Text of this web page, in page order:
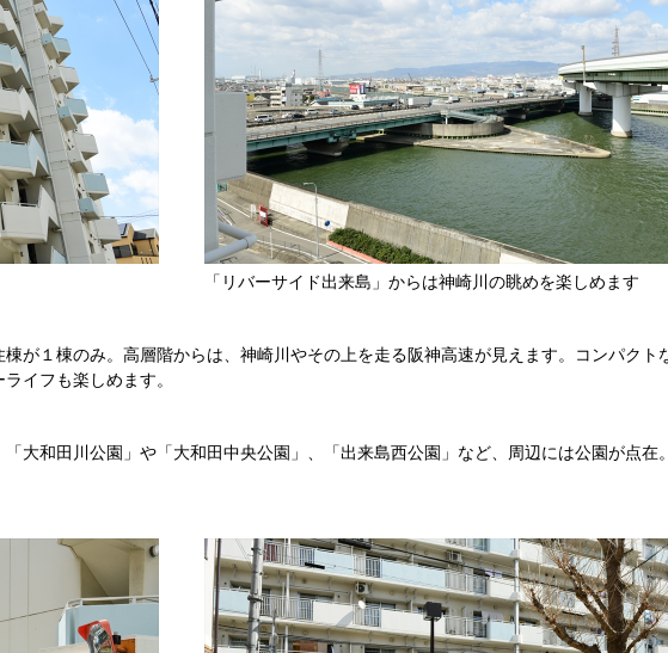
「リバーサイド出来島」からは神崎川の眺めを楽しめます
棟が１棟のみ。高層階からは、神崎川やその上を走る阪神高速が見えます。コンパクト
イフも楽しめます。
大和田川公園」や「大和田中央公園」、「出来島西公園」など、周辺には公園が点在